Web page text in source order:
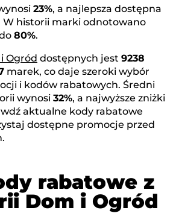
23%, a najlepsza dostępna
W historii marki odnotowano
80%.
Ogród dostępnych jest 9238
marek, co daje szeroki wybór
i kodów rabatowych. Średni
wynosi 32%, a najwyższe zniżki
aktualne kody rabatowe
dostępne promocje przed
rabatowe z
Dom i Ogród